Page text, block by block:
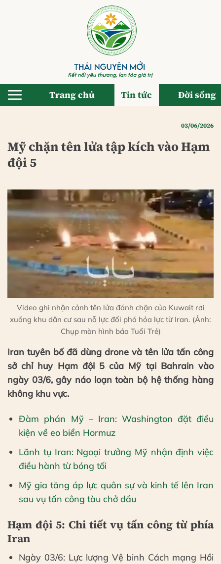
Trang chủ Tin tức Đời sống
03/06/2026
Mỹ chặn tên lửa tập kích vào Hạm
đội 5
Video ghi nhận cảnh tên lửa đánh chặn của Kuwait rơi
xuống khu dân cư sau nỗ lực đối phó hỏa lực từ Iran. (Ảnh:
Chụp màn hình báo Tuổi Trẻ)
Iran tuyên bố đã dùng drone và tên lửa tấn công
sở chỉ huy Hạm đội 5 của Mỹ tại Bahrain vào
ngày 03/6, gây náo loạn toàn bộ hệ thống hàng
không khu vực.
Đàm phán Mỹ – Iran: Washington đặt điều
kiện về eo biển Hormuz
Lãnh tụ Iran: Ngoại trưởng Mỹ nhận định việc
điều hành từ bóng tối
Mỹ gia tăng áp lực quân sự và kinh tế lên Iran
sau vụ tấn công tàu chở dầu
Hạm đội 5: Chi tiết vụ tấn công từ phía
Iran
Ngày 03/6: Lực lượng Vệ binh Cách mạng Hồi